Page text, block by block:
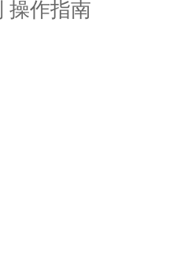
操作指南